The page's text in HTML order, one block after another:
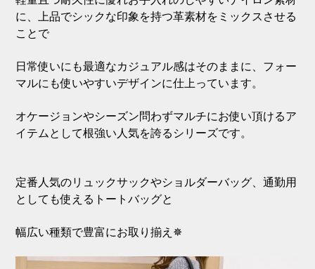
に、上品でシックな印象を持つ革素材をミックスさせる
ことで
日常使いにも最適なカジュアル感はそのままに、フォー
マルにも使いやすいデザインに仕上っています。
オケージョンやシーズン問わずマルチにお使い頂けるア
イテムとして根強い人気を誇るシリーズです。
定番人気のリュックサックやショルダーバッグ、通勤用
としても使えるトートバッグと
幅広い種類で豊富にお取り揃え✵